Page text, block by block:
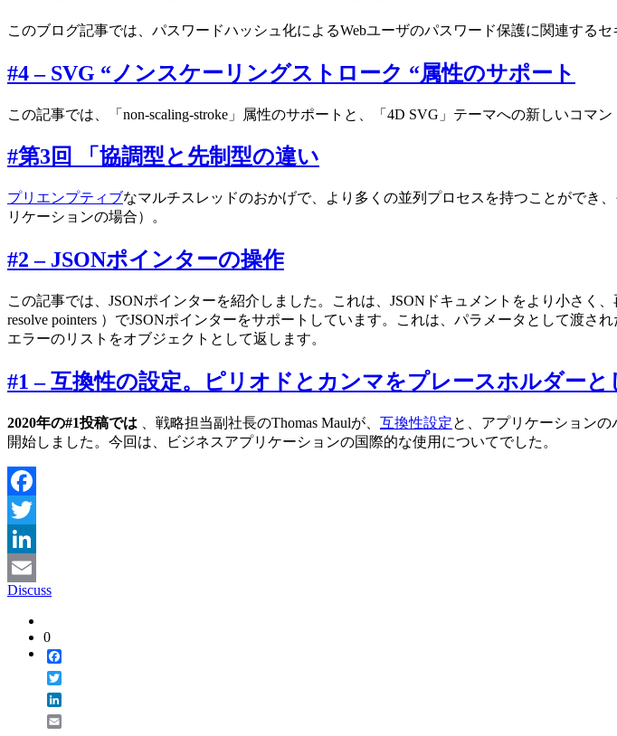
このブログ記事では、パスワードハッシュ化によるWebユーザのパスワード保護に関連するセ
#4 – SVG “ノンスケーリングストローク “属性のサポート
この記事では、「non-scaling-stroke」属性のサポートと、「4D SVG」テーマへの新しいコマン
#第3回 「協調型と先制型の違い
プリエンプティブなマルチスレッドのおかげで、より多くの並列プロセスを持つことができ
リケーションの場合）。
#2 – JSONポインターの操作
この記事では、JSONポインターを紹介しました。これは、JSONドキュメントをより小さ
resolve pointers ）でJSONポインターをサポートしています。これは、パラメータとして渡さ
エラーのリストをオブジェクトとして返します。
#1 – 互換性の設定。ピリオドとカンマをプレースホルダーと
2020年の#1投稿では 、戦略担当副社長のThomas Maulが、 互換性設定と、アプリケーション
開始しました。今回は、ビジネスアプリケーションの国際的な使用についてでした。
Facebook
Twitter
LinkedIn
Email
Discuss
0